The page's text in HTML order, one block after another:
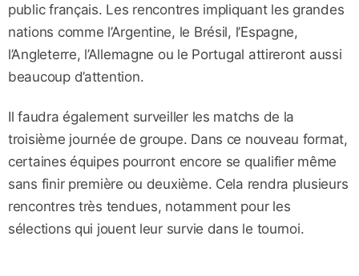
public français. Les rencontres impliquant les grandes
nations comme l’Argentine, le Brésil, l’Espagne,
l’Angleterre, l’Allemagne ou le Portugal attireront aussi
beaucoup d’attention.
Il faudra également surveiller les matchs de la
troisième journée de groupe. Dans ce nouveau format,
certaines équipes pourront encore se qualifier même
sans finir première ou deuxième. Cela rendra plusieurs
rencontres très tendues, notamment pour les
sélections qui jouent leur survie dans le tournoi.